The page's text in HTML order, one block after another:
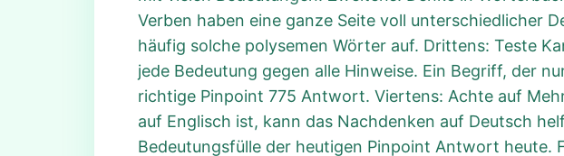
Verben haben eine ganze Seite voll unterschiedlicher
häufig solche polysemen Wörter auf. Drittens: Teste
jede Bedeutung gegen alle Hinweise. Ein Begriff, der
richtige Pinpoint 775 Antwort. Viertens: Achte auf
auf Englisch ist, kann das Nachdenken auf Deutsch
Bedeutungsfülle der heutigen Pinpoint Antwort heute.